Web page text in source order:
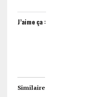
J’aime ça :
Similaire